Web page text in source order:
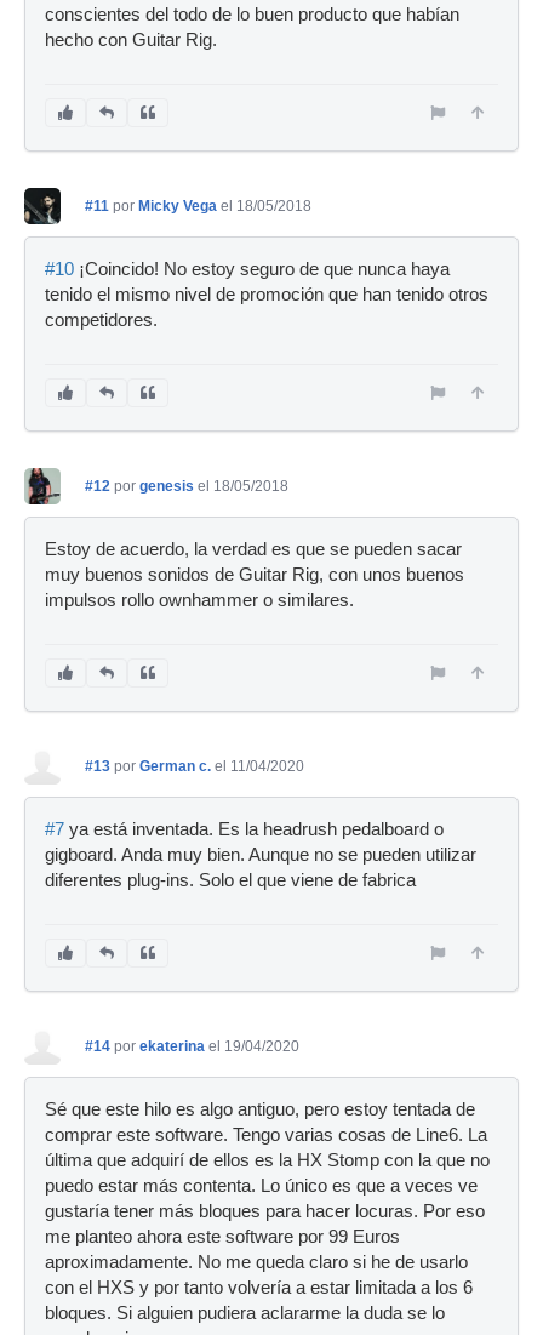
conscientes del todo de lo buen producto que habían
hecho con Guitar Rig.
#11 por Micky Vega el 18/05/2018
#10 ¡Coincido! No estoy seguro de que nunca haya
tenido el mismo nivel de promoción que han tenido otros
competidores.
#12 por genesis el 18/05/2018
Estoy de acuerdo, la verdad es que se pueden sacar
muy buenos sonidos de Guitar Rig, con unos buenos
impulsos rollo ownhammer o similares.
#13 por German c. el 11/04/2020
#7 ya está inventada. Es la headrush pedalboard o
gigboard. Anda muy bien. Aunque no se pueden utilizar
diferentes plug-ins. Solo el que viene de fabrica
#14 por ekaterina el 19/04/2020
Sé que este hilo es algo antiguo, pero estoy tentada de
comprar este software. Tengo varias cosas de Line6. La
última que adquirí de ellos es la HX Stomp con la que no
puedo estar más contenta. Lo único es que a veces ve
gustaría tener más bloques para hacer locuras. Por eso
me planteo ahora este software por 99 Euros
aproximadamente. No me queda claro si he de usarlo
con el HXS y por tanto volvería a estar limitada a los 6
bloques. Si alguien pudiera aclararme la duda se lo